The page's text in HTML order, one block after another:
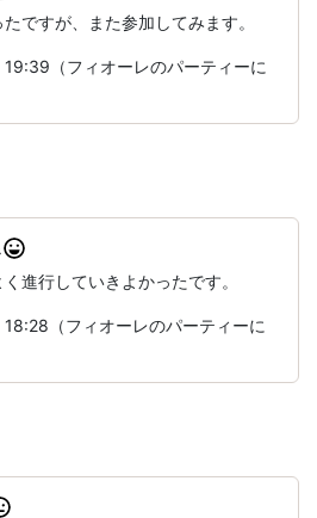
ですが、また参加してみます。
（フィオーレのパーティーに
進行していきよかったです。
（フィオーレのパーティーに